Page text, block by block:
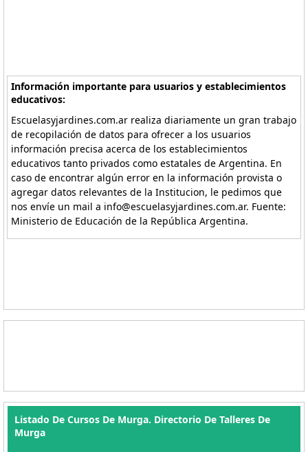
Información importante para usuarios y establecimientos
educativos:
Escuelasyjardines.com.ar realiza diariamente un gran trabajo
de recopilación de datos para ofrecer a los usuarios
información precisa acerca de los establecimientos
educativos tanto privados como estatales de Argentina. En
caso de encontrar algún error en la información provista o
agregar datos relevantes de la Institucion, le pedimos que
nos envíe un mail a info@escuelasyjardines.com.ar. Fuente:
Ministerio de Educación de la República Argentina.
Listado De Cursos De Murga. Directorio De Talleres De
Murga